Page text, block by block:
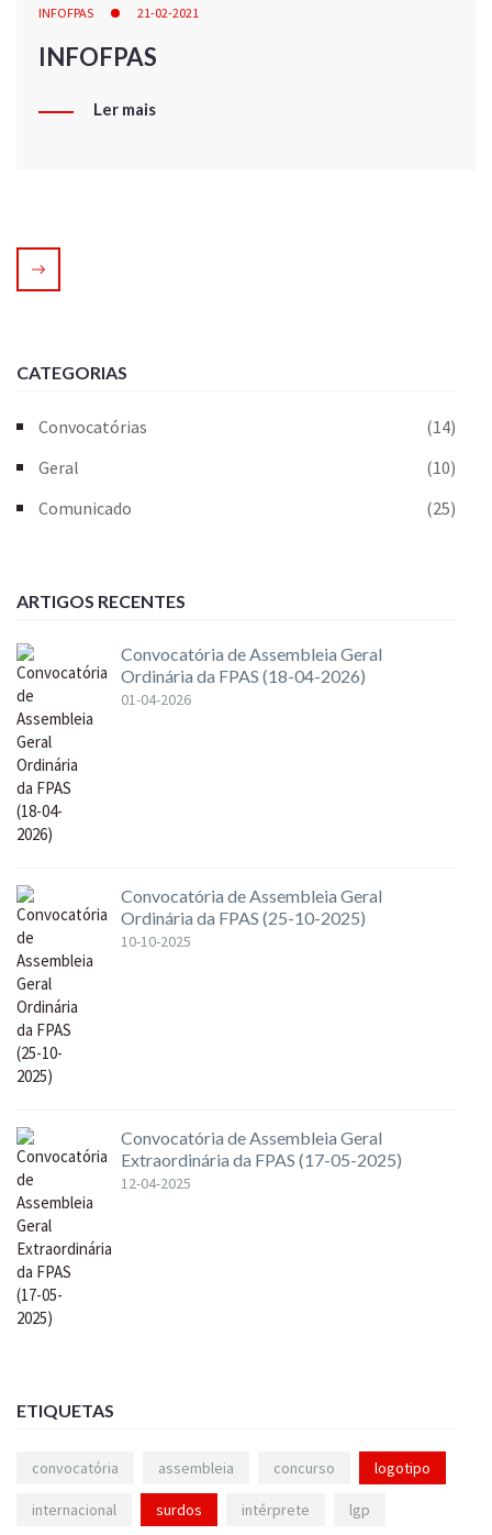
INFOFPAS 21-02-2021
INFOFPAS
Ler mais
CATEGORIAS
Convocatórias
(14)
Geral
(10)
Comunicado
(25)
ARTIGOS RECENTES
Convocatória de Assembleia Geral
Ordinária da FPAS (18-04-2026)
01-04-2026
Convocatória de Assembleia Geral
Ordinária da FPAS (25-10-2025)
10-10-2025
Convocatória de Assembleia Geral
Extraordinária da FPAS (17-05-2025)
12-04-2025
ETIQUETAS
convocatória assembleia concurso logotipo
internacional surdos intérprete lgp